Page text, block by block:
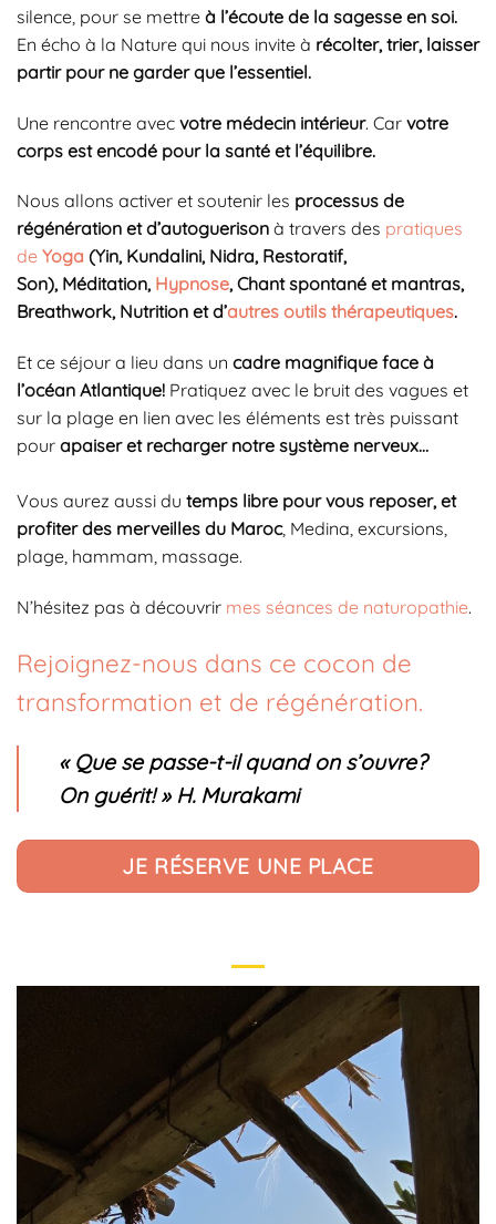
silence, pour se mettre à l’écoute de la sagesse en soi.
En écho à la Nature qui nous invite à récolter, trier, laisser
partir pour ne garder que l’essentiel.
Une rencontre avec votre médecin intérieur. Car votre
corps est encodé pour la santé et l’équilibre.
Nous allons activer et soutenir les processus de
régénération et d’autoguerison à travers des pratiques
de Yoga (Yin, Kundalini, Nidra, Restoratif,
Son), Méditation, Hypnose, Chant spontané et mantras,
Breathwork, Nutrition et d’autres outils thérapeutiques.
Et ce séjour a lieu dans un cadre magnifique face à
l’océan Atlantique! Pratiquez avec le bruit des vagues et
sur la plage en lien avec les éléments est très puissant
pour apaiser et recharger notre système nerveux…
Vous aurez aussi du temps libre pour vous reposer, et
profiter des merveilles du Maroc, Medina, excursions,
plage, hammam, massage.
N’hésitez pas à découvrir mes séances de naturopathie.
Rejoignez-nous dans ce cocon de
transformation et de régénération.
« Que se passe-t-il quand on s’ouvre?
On guérit! » H. Murakami
JE RÉSERVE UNE PLACE